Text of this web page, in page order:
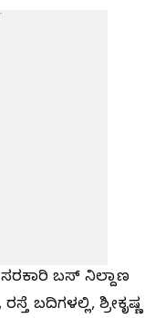
ಬಸ್‌ ನಿಲ್ದಾಣ
ಬದಿಗಳಲ್ಲಿ, ಶ್ರೀಕೃಷ್ಣ